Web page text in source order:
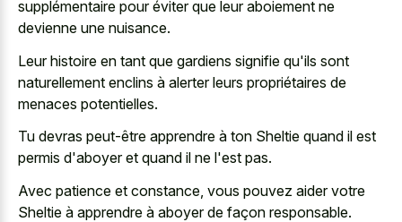
supplémentaire pour éviter que leur aboiement ne
devienne une nuisance.
Leur histoire en tant que gardiens signifie qu'ils sont
naturellement enclins à alerter leurs propriétaires de
menaces potentielles.
Tu devras peut-être apprendre à ton Sheltie quand il est
permis d'aboyer et quand il ne l'est pas.
Avec patience et constance, vous pouvez aider votre
Sheltie à apprendre à aboyer de façon responsable.